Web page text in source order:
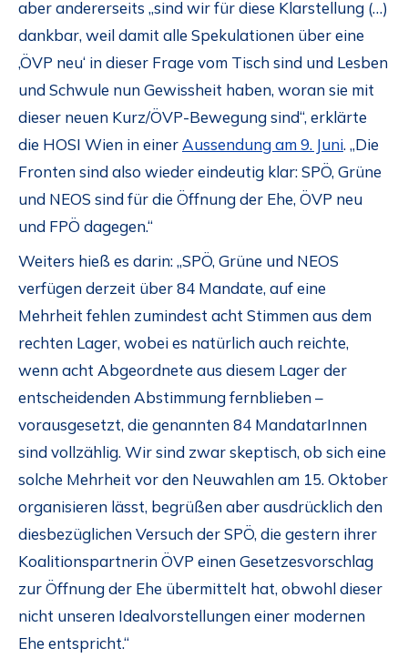
aber andererseits „sind wir für diese Klarstellung (…)
dankbar, weil damit alle Spekulationen über eine
‚ÖVP neu‘ in dieser Frage vom Tisch sind und Lesben
und Schwule nun Gewissheit haben, woran sie mit
dieser neuen Kurz/ÖVP-Bewegung sind“, erklärte
die HOSI Wien in einer Aussendung am 9. Juni. „Die
Fronten sind also wieder eindeutig klar: SPÖ, Grüne
und NEOS sind für die Öffnung der Ehe, ÖVP neu
und FPÖ dagegen.“
Weiters hieß es darin: „SPÖ, Grüne und NEOS
verfügen derzeit über 84 Mandate, auf eine
Mehrheit fehlen zumindest acht Stimmen aus dem
rechten Lager, wobei es natürlich auch reichte,
wenn acht Abgeordnete aus diesem Lager der
entscheidenden Abstimmung fernblieben –
vorausgesetzt, die genannten 84 MandatarInnen
sind vollzählig. Wir sind zwar skeptisch, ob sich eine
solche Mehrheit vor den Neuwahlen am 15. Oktober
organisieren lässt, begrüßen aber ausdrücklich den
diesbezüglichen Versuch der SPÖ, die gestern ihrer
Koalitionspartnerin ÖVP einen Gesetzesvorschlag
zur Öffnung der Ehe übermittelt hat, obwohl dieser
nicht unseren Idealvorstellungen einer modernen
Ehe entspricht.“